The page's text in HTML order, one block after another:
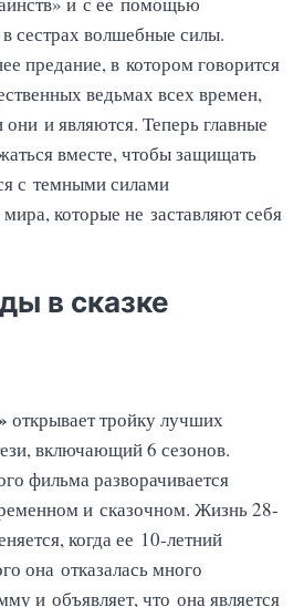
сестрах волшебные силы.
предание, в котором говорится
ведьмах всех времен,
и являются. Теперь главные
вместе, чтобы защищать
с темными силами
мира, которые не заставляют себя
в сказке
открывает тройку лучших
включающий 6 сезонов.
фильма разворачивается
и сказочном. Жизнь 28-
когда ее 10-летний
она отказалась много
и объявляет, что она является